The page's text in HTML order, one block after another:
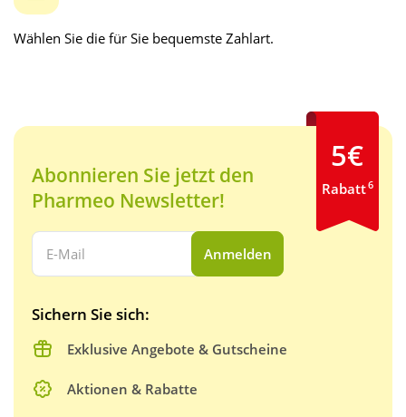
Wählen Sie die für Sie bequemste Zahlart.
Abonnieren Sie jetzt den
Pharmeo Newsletter!
Ihre E-Mail Adresse:
Anmelden
Sichern Sie sich:
Exklusive Angebote & Gutscheine
Aktionen & Rabatte
5€
Rabatt6